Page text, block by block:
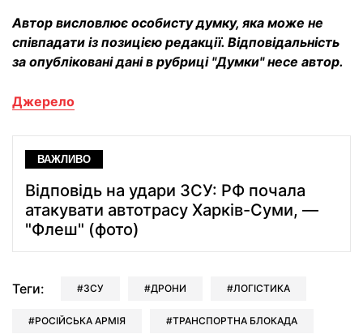
Автор висловлює особисту думку, яка може не
співпадати із позицією редакції. Відповідальність
за опубліковані дані в рубриці "Думки" несе автор.
Джерело
ВАЖЛИВО
Відповідь на удари ЗСУ: РФ почала
атакувати автотрасу Харків-Суми, —
"Флеш" (фото)
Теги: ЗСУ ДРОНИ ЛОГІСТИКА
РОСІЙСЬКА АРМІЯ ТРАНСПОРТНА БЛОКАДА